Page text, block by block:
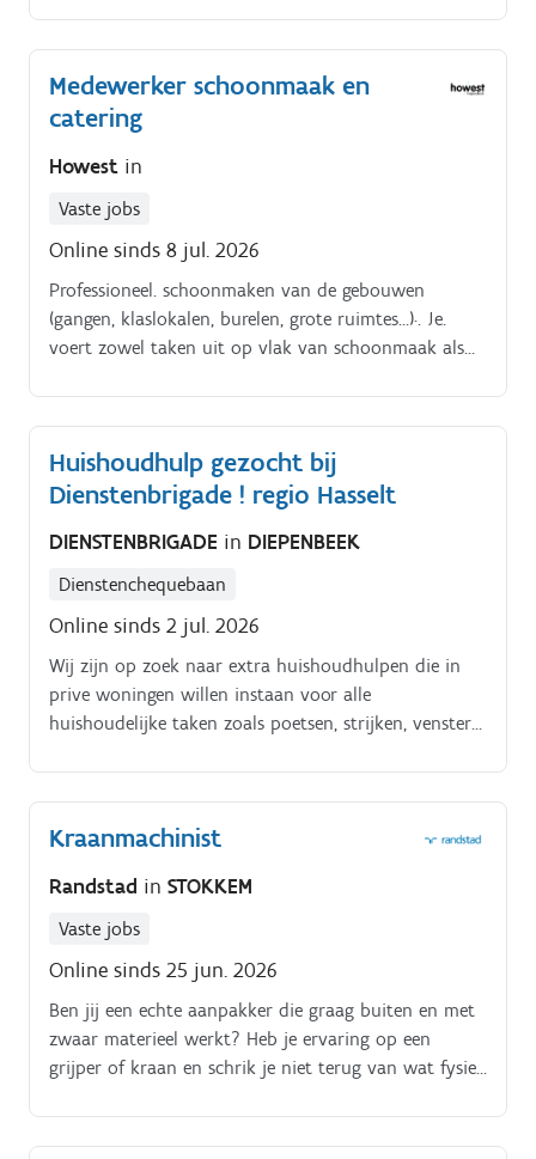
Medewerker schoonmaak en
catering
Howest in
Vaste jobs
Online sinds 8 jul. 2026
Professioneel. schoonmaken van de gebouwen
(gangen, klaslokalen, burelen, grote ruimtes…)·. Je.
voert zowel taken uit op vlak van schoonmaak als
jaarlijkse schoonmaak·.
Huishoudhulp gezocht bij
Dienstenbrigade ! regio Hasselt
DIENSTENBRIGADE in DIEPENBEEK
Dienstenchequebaan
Online sinds 2 jul. 2026
Wij zijn op zoek naar extra huishoudhulpen die in
prive woningen willen instaan voor alle
huishoudelijke taken zoals poetsen, strijken, vensters
'Dienstenbrigade' in op Youtube en kijk naar ons
filmpje 'Guzzi en de zoektocht naar huishoudhulp' !
Kraanmachinist
Randstad in STOKKEM
Vaste jobs
Online sinds 25 jun. 2026
Ben jij een echte aanpakker die graag buiten en met
zwaar materieel werkt? Heb je ervaring op een
grijper of kraan en schrik je niet terug van wat fysiek